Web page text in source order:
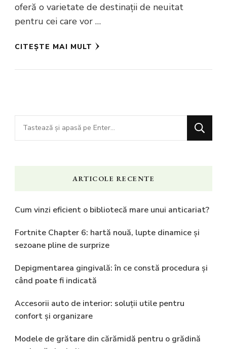
oferă o varietate de destinații de neuitat
pentru cei care vor …
CITEȘTE MAI MULT
Cauți
ceva?
ARTICOLE RECENTE
Cum vinzi eficient o bibliotecă mare unui anticariat?
Fortnite Chapter 6: hartă nouă, lupte dinamice și
sezoane pline de surprize
Depigmentarea gingivală: în ce constă procedura și
când poate fi indicată
Accesorii auto de interior: soluții utile pentru
confort și organizare
Modele de grătare din cărămidă pentru o grădină